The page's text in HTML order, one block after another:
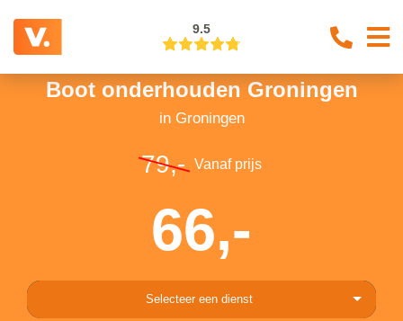
9.5
Boot onderhouden Groningen
in Groningen
79,- Vanaf prijs
66,-
Selecteer een dienst